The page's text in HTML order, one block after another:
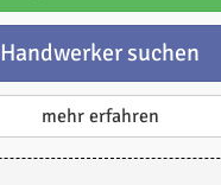
Handwerker suchen
mehr erfahren